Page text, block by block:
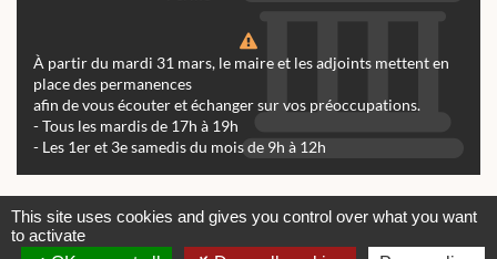
À partir du mardi 31 mars, le maire et les adjoints mettent en
place des permanences
afin de vous écouter et échanger sur vos préoccupations.
- Tous les mardis de 17h à 19h
- Les 1er et 3e samedis du mois de 9h à 12h
This site uses cookies and gives you control over what you want
to activate